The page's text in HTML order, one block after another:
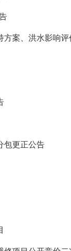
案、洪水影响
包更正公告